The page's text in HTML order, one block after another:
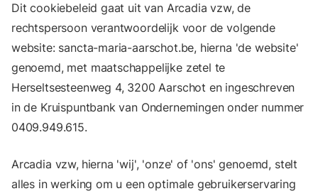
Dit cookiebeleid gaat uit van Arcadia vzw, de
rechtspersoon verantwoordelijk voor de volgende
website: sancta-maria-aarschot.be, hierna 'de website'
genoemd, met maatschappelijke zetel te
Herseltsesteenweg 4, 3200 Aarschot en ingeschreven
in de Kruispuntbank van Ondernemingen onder nummer
0409.949.615.
Arcadia vzw, hierna 'wij', 'onze' of 'ons' genoemd, stelt
alles in werking om u een optimale gebruikerservaring